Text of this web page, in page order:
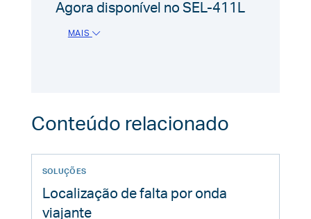
Agora disponível no SEL-411L
MAIS
Conteúdo relacionado
SOLUÇÕES
Localização de falta por onda
viajante